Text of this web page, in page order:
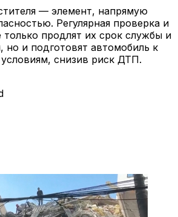
— элемент, напрямую
Регулярная проверка и
только продлят их срок службы и
но и подготовят автомобиль к
снизив риск ДТП.